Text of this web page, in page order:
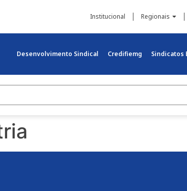
Institucional Regionais
Desenvolvimento Sindical Credifiemg Sindicatos